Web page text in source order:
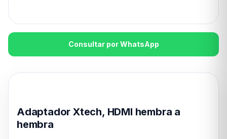
Consultar por WhatsApp
Adaptador Xtech, HDMI hembra a
hembra